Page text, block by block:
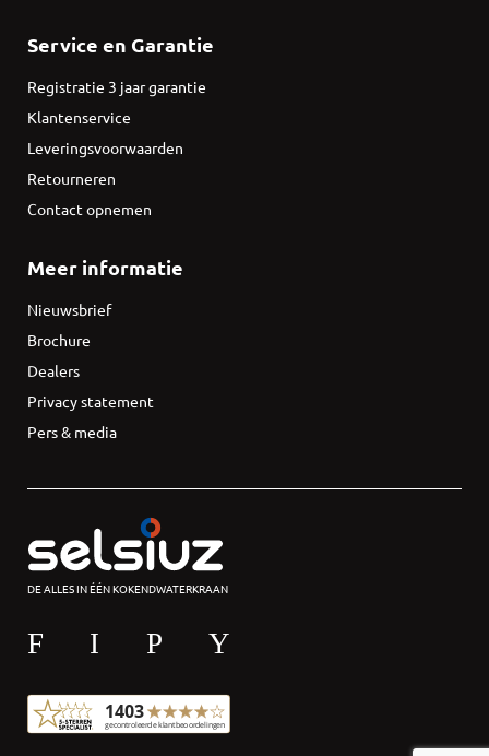
DE ALLES IN ÉÉN KOKENDWATERKRAAN
Service en Garantie
Registratie 3 jaar garantie
Klantenservice
Leveringsvoorwaarden
Retourneren
Contact opnemen
Meer informatie
Nieuwsbrief
Brochure
Dealers
Privacy statement
Pers & media